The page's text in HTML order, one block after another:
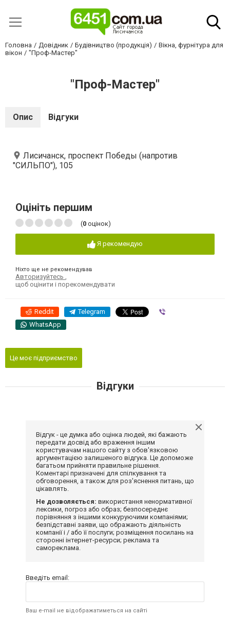
Головна Довідник Будівництво (продукція)
Вікна, фурнітура для
вікон
"Проф-Мастер"
"Проф-Мастер"
Опис Відгуки
Лисичанск, проспект Победы (напротив
"СИЛЬПО"), 105
Оцініть першим
(0 оцінок)
Я рекомендую
Ніхто ще не рекомендував
Авторизуйтесь
щоб оцінити і порекомендувати
Reddit Telegram
WhatsApp
Це моє підприємство
Відгуки
Відгук - це думка або оцінка людей, які бажають
передати досвід або враження іншим
користувачам нашого сайту з обов'язковою
аргументацією залишеного відгука. Це допоможе
багатьом прийняти правильне рішення.
Коментарі призначені для спілкування та
обговорення, а також для роз'яснення питань, що
цікавлять.
Не дозволяється: використання ненормативної
лексики, погроз або образ; безпосереднє
порівняння з іншими конкуруючими компаніями;
безпідставні заяви, що ображають діяльність
компанії і / або її послуги; розміщення посилань на
сторонні інтернет-ресурси; реклама та
самореклама.
Введіть email:
Ваш e-mail не відображатиметься на сайті